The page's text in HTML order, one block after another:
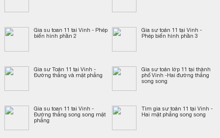
Gia su toan 11 tai Vinh - Phép
biến hình phần 2
Gia sư toán 11 tại Vinh -
Phép biến hình phần 3
Gia sư Toán 11 tại Vinh -
Đường thẳng và mặt phẳng
Gia sư toán lớp 11 tại thành
phố Vinh -Hai đường thẳng
song song
Gia su toan 11 tai Vinh -
Đường thẳng song song mặt
phẳng
Tìm gia sư toán 11 tại Vinh -
Hai mặt phẳng song song